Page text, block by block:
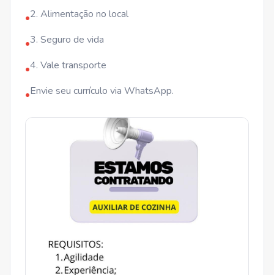
•2. Alimentação no local
•3. Seguro de vida
•4. Vale transporte
•Envie seu currículo via WhatsApp.